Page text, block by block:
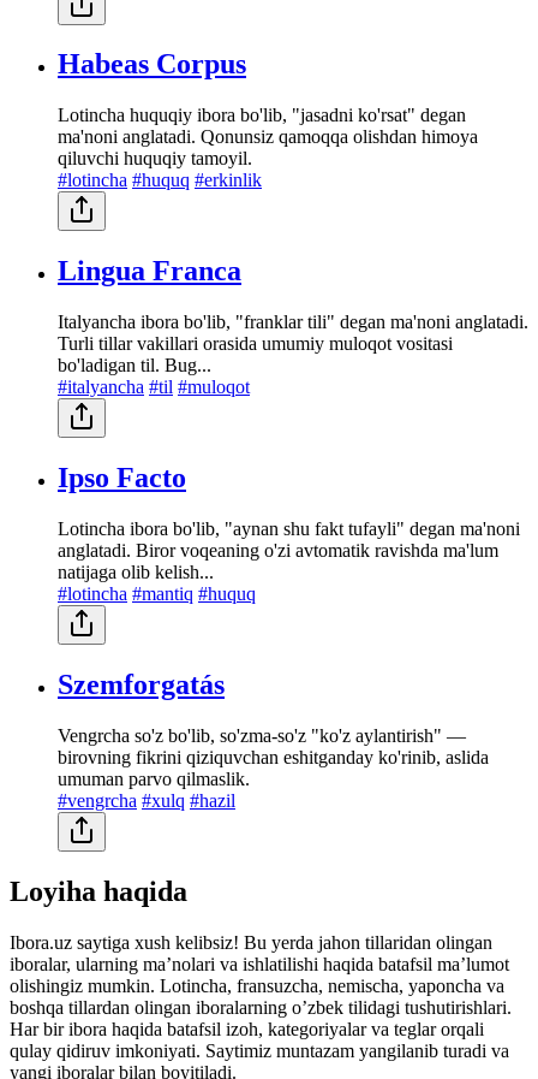
Habeas Corpus
Lotincha huquqiy ibora bo'lib, "jasadni ko'rsat" degan
ma'noni anglatadi. Qonunsiz qamoqqa olishdan himoya
qiluvchi huquqiy tamoyil.
#lotincha #huquq #erkinlik
Lingua Franca
Italyancha ibora bo'lib, "franklar tili" degan ma'noni anglatadi.
Turli tillar vakillari orasida umumiy muloqot vositasi
bo'ladigan til. Bug...
#italyancha #til #muloqot
Ipso Facto
Lotincha ibora bo'lib, "aynan shu fakt tufayli" degan ma'noni
anglatadi. Biror voqeaning o'zi avtomatik ravishda ma'lum
natijaga olib kelish...
#lotincha #mantiq #huquq
Szemforgatás
Vengrcha so'z bo'lib, so'zma-so'z "ko'z aylantirish" —
birovning fikrini qiziquvchan eshitganday ko'rinib, aslida
umuman parvo qilmaslik.
#vengrcha #xulq #hazil
Loyiha haqida
Ibora.uz saytiga xush kelibsiz! Bu yerda jahon tillaridan olingan
iboralar, ularning maʼnolari va ishlatilishi haqida batafsil maʼlumot
olishingiz mumkin. Lotincha, fransuzcha, nemischa, yaponcha va
boshqa tillardan olingan iboralarning oʼzbek tilidagi tushutirishlari.
Har bir ibora haqida batafsil izoh, kategoriyalar va teglar orqali
qulay qidiruv imkoniyati. Saytimiz muntazam yangilanib turadi va
yangi iboralar bilan boyitiladi.